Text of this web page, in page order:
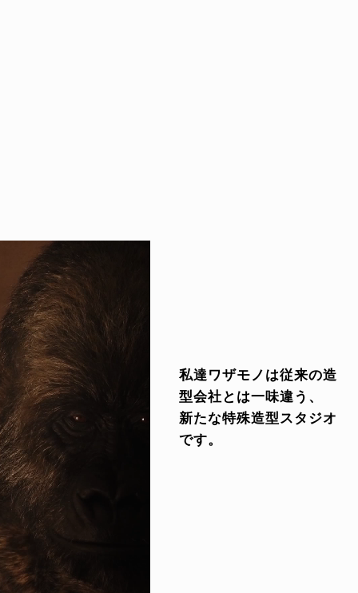
私達ワザモノは従来の造
型会社とは一味違う、
新たな特殊造型スタジオ
です。